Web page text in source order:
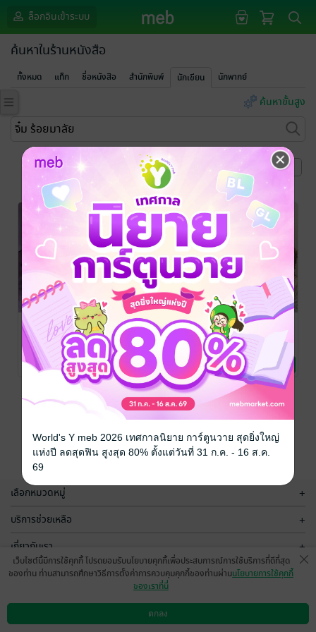
ล็อกอินเข้าระบบ
ค้นหาในร้านหนังสือ
ทั้งหมด แท็ก ชื่อหนังสือ สำนักพิมพ์ นักเขียน นักพากย์
ค้นหาขั้นสูง
หน้าที่ 1
พ่อมดสุดหล่อ
กับ พ่อหนุ่มสุด
แซ่บ
จิ๋ม ร้อยมาลัย/ จิ๋
มร้อยมาลัย
นิยายวาย Boy
Love / Yaoi
1 Rating
cat teare
(น้ำตาแมว)
จิ๋ม ร้อยมาลัย
/ จิ๋
มร้อยมาลัย
นิยายชีวิต/ดรามา
No Rating
เทวดาคุ้มครอง
จิ๋ม ร้อยมาลัย
มร้อยมาลัย
นิยายวาย Boy
Love / Yaoi
4 Rating
เลือกหมวดหมู่ +
บริการช่วยเหลือ +
เกี่ยวกับเรา +
กลุ่มธุรกิจในเครือ
ดาวน์โหลดแอป วิธีการใช้งาน ติดต่อเรา
เว็บไซต์นี้มีการใช้คุกกี้ โปรดยอมรับนโยบายคุกกี้เพื่อประสบการณ์การใช้บริการที่ดีที่สุด
ของท่าน ท่านสามารถศึกษาวิธีการตั้งค่าการควบคุมคุกกี้ของท่านผ่านนโยบายการใช้คุกกี้
ของเราที่นี่
ตกลง
World's Y meb 2026 เทศกาลนิยาย การ์ตูนวาย สุดยิ่งใหญ่
แห่งปี ลดสุดฟิน สูงสุด 80% ตั้งแต่วันที่ 31 ก.ค. - 16 ส.ค.
69